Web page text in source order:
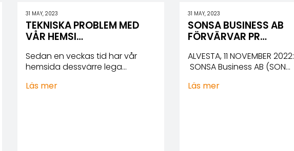
31 MAY, 2023
TEKNISKA PROBLEM MED
VÅR HEMSI…
Sedan en veckas tid har vår
hemsida dessvärre lega…
Läs mer
31 MAY, 2023
SONSA BUSINESS AB
FÖRVÄRVAR PR…
ALVESTA, 11 NOVEMBER 2022:
SONSA Business AB (SON…
Läs mer